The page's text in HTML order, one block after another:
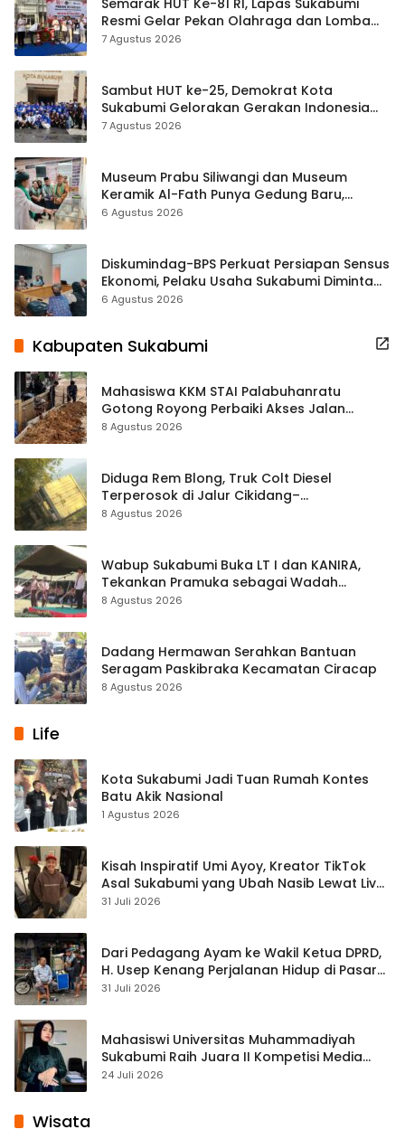
Resmi Gelar Pekan Olahraga dan Lomba
Tradisional
7 Agustus 2026
Sambut HUT ke-25, Demokrat Kota
Sukabumi Gelorakan Gerakan Indonesia
ASRI Lewat Aksi Bersih Masjid Agung
7 Agustus 2026
Museum Prabu Siliwangi dan Museum
Keramik Al-Fath Punya Gedung Baru,
Hampir 500 Koleksi Dipisahkan
6 Agustus 2026
Diskumindag-BPS Perkuat Persiapan Sensus
Ekonomi, Pelaku Usaha Sukabumi Diminta
Terbuka Beri Data
6 Agustus 2026
Kabupaten Sukabumi
Mahasiswa KKM STAI Palabuhanratu
Gotong Royong Perbaiki Akses Jalan
Majelis Ta’lim di Sagaranten
8 Agustus 2026
Diduga Rem Blong, Truk Colt Diesel
Terperosok di Jalur Cikidang–
Palabuhanratu
8 Agustus 2026
Wabup Sukabumi Buka LT I dan KANIRA,
Tekankan Pramuka sebagai Wadah
Pembentukan Karakter
8 Agustus 2026
Dadang Hermawan Serahkan Bantuan
Seragam Paskibraka Kecamatan Ciracap
8 Agustus 2026
Life
Kota Sukabumi Jadi Tuan Rumah Kontes
Batu Akik Nasional
1 Agustus 2026
Kisah Inspiratif Umi Ayoy, Kreator TikTok
Asal Sukabumi yang Ubah Nasib Lewat Live
Streaming
31 Juli 2026
Dari Pedagang Ayam ke Wakil Ketua DPRD,
H. Usep Kenang Perjalanan Hidup di Pasar
Cisaat
31 Juli 2026
Mahasiswi Universitas Muhammadiyah
Sukabumi Raih Juara II Kompetisi Media
Pembelajaran Digital Tingkat Internasional
24 Juli 2026
Wisata